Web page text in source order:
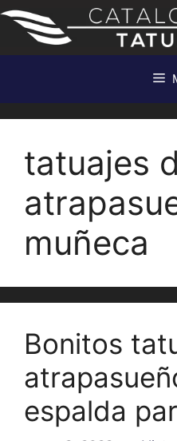
Saltar
contenido
tatuajes
muñeca
Bonitos
espalda